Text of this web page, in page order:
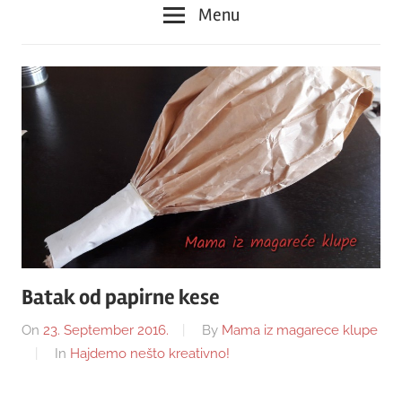
magareće
klupe
Menu
Batak od papirne kese
On 23. September 2016. By Mama iz magarece klupe
In Hajdemo nešto kreativno!